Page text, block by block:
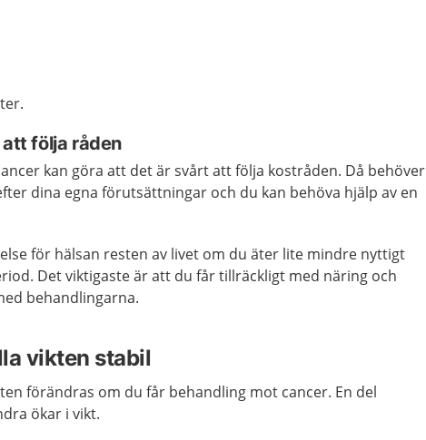
följa råden
kan göra att det är svårt att följa kostråden. Då behöver
dina egna förutsättningar och du kan behöva hjälp av en
för hälsan resten av livet om du äter lite mindre nyttigt
Det viktigaste är att du får tillräckligt med näring och
behandlingarna.
vikten stabil
förändras om du får behandling mot cancer. En del
ökar i vikt.